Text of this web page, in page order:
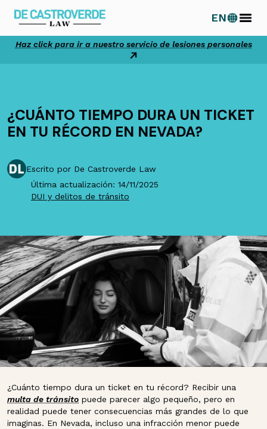
contenido
EN
Haz click para ir a nuestro servicio de lesiones personales
¿CUÁNTO TIEMPO DURA UN TICKET
EN TU RÉCORD EN NEVADA?
Escrito por De Castroverde Law
Última actualización: 14/11/2025
DUI y delitos de tránsito
¿Cuánto tiempo dura un ticket en tu récord? Recibir una
multa de tránsito puede parecer algo pequeño, pero en
realidad puede tener consecuencias más grandes de lo que
imaginas. En Nevada, incluso una infracción menor puede